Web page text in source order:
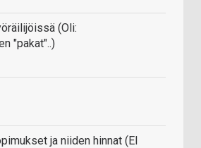
(Oli:
"pakat"..)
ja niiden hinnat (EI